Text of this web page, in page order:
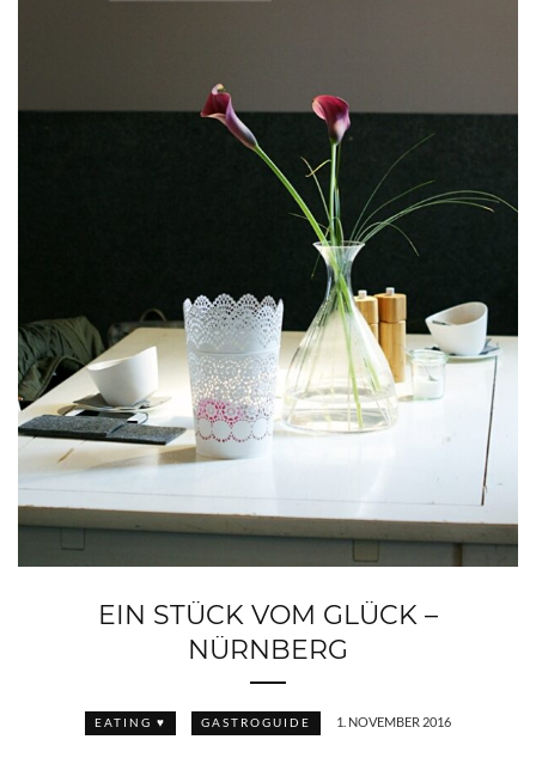
EIN STÜCK VOM GLÜCK –
NÜRNBERG
EATING ♥ GASTROGUIDE 1. NOVEMBER 2016